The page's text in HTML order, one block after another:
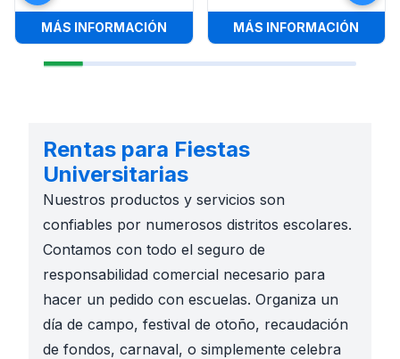
MÁS INFORMACIÓN: CARPA DE FERIA 8'X8' CON
MÁS INFORMACIÓN
Rentas para Fiestas
Universitarias
Nuestros productos y servicios son
confiables por numerosos distritos escolares.
Contamos con todo el seguro de
responsabilidad comercial necesario para
hacer un pedido con escuelas. Organiza un
día de campo, festival de otoño, recaudación
de fondos, carnaval, o simplemente celebra